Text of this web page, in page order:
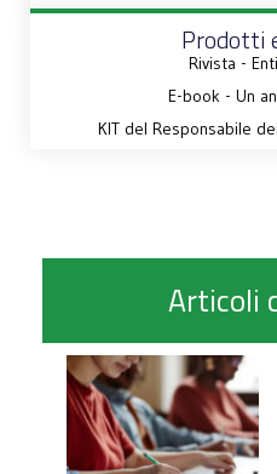
Prodotti
Rivista -
E-book - Un
KIT del Responsabile
Articoli